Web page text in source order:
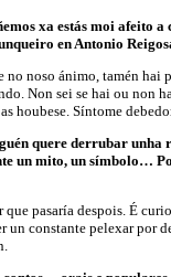
xa estás moi afeito a
en Antonio
noso ánimo, tamén hai
Non sei se hai ou non
houbese. Síntome
quere derrubar unha
un mito, un símbolo…
pasaría despois. É
constante pelexar por